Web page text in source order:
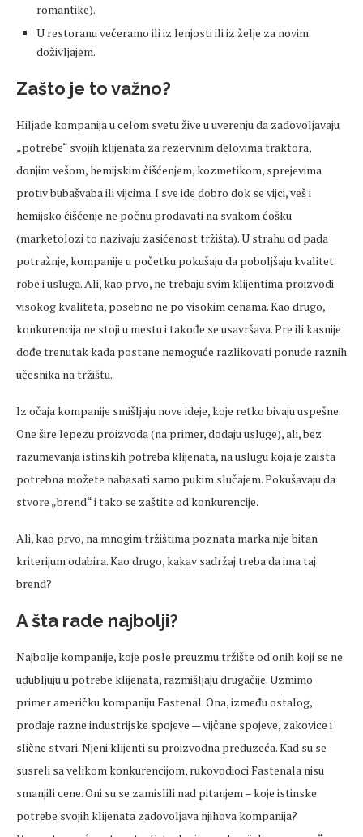
romantike).
U restoranu večeramo ili iz lenjosti ili iz želje za novim
doživljajem.
Zašto je to važno?
Hiljade kompanija u celom svetu žive u uverenju da zadovoljavaju
„potrebe“ svojih klijenata za rezervnim delovima traktora,
donjim vešom, hemijskim čišćenjem, kozmetikom, sprejevima
protiv bubašvaba ili vijcima. I sve ide dobro dok se vijci, veš i
hemijsko čišćenje ne počnu prodavati na svakom ćošku
(marketolozi to nazivaju zasićenost tržišta). U strahu od pada
potražnje, kompanije u početku pokušaju da poboljšaju kvalitet
robe i usluga. Ali, kao prvo, ne trebaju svim klijentima proizvodi
visokog kvaliteta, posebno ne po visokim cenama. Kao drugo,
konkurencija ne stoji u mestu i takođe se usavršava. Pre ili kasnije
dođe trenutak kada postane nemoguće razlikovati ponude raznih
učesnika na tržištu.
Iz očaja kompanije smišljaju nove ideje, koje retko bivaju uspešne.
One šire lepezu proizvoda (na primer, dodaju usluge), ali, bez
razumevanja istinskih potreba klijenata, na uslugu koja je zaista
potrebna možete nabasati samo pukim slučajem. Pokušavaju da
stvore „brend“ i tako se zaštite od konkurencije.
Ali, kao prvo, na mnogim tržištima poznata marka nije bitan
kriterijum odabira. Kao drugo, kakav sadržaj treba da ima taj
brend?
A šta rade najbolji?
Najbolje kompanije, koje posle preuzmu tržište od onih koji se ne
udubljuju u potrebe klijenata, razmišljaju drugačije. Uzmimo
primer američku kompaniju Fastenal. Ona, između ostalog,
prodaje razne industrijske spojeve — vijčane spojeve, zakovice i
slične stvari. Njeni klijenti su proizvodna preduzeća. Kad su se
susreli sa velikom konkurencijom, rukovodioci Fastenala nisu
smanjili cene. Oni su se zamislili nad pitanjem – koje istinske
potrebe svojih klijenata zadovoljava njihova kompanija?